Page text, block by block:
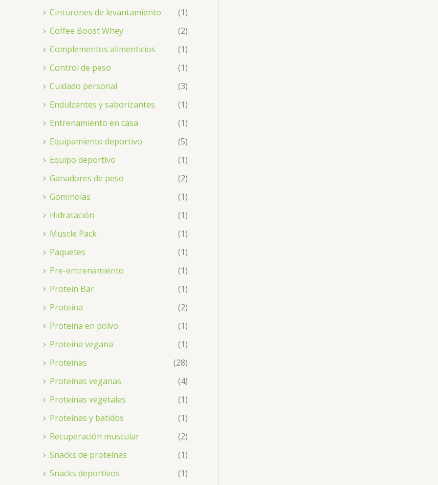
Cinturones de levantamiento
(1)
Coffee Boost Whey
(2)
Complementos alimenticios
(1)
Control de peso
(1)
Cuidado personal
(3)
Endulzantes y saborizantes
(1)
Entrenamiento en casa
(1)
Equipamiento deportivo
(5)
Equipo deportivo
(1)
Ganadores de peso
(2)
Gominolas
(1)
Hidratación
(1)
Muscle Pack
(1)
Paquetes
(1)
Pre-entrenamiento
(1)
Protein Bar
(1)
Proteína
(2)
Proteína en polvo
(1)
Proteína vegana
(1)
Proteínas
(28)
Proteínas veganas
(4)
Proteínas vegetales
(1)
Proteínas y batidos
(1)
Recuperación muscular
(2)
Snacks de proteínas
(1)
Snacks deportivos
(1)